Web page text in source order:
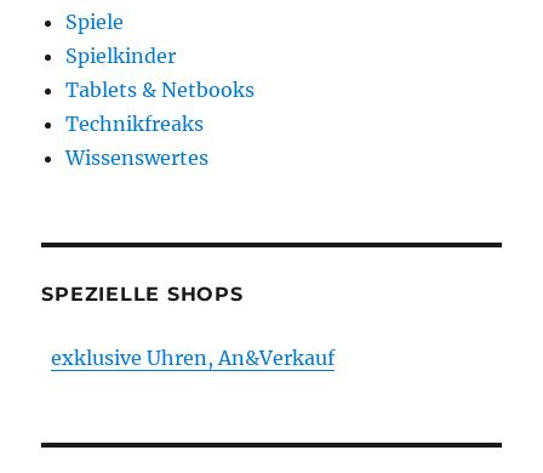
Spiele
Spielkinder
Tablets & Netbooks
Technikfreaks
Wissenswertes
SPEZIELLE SHOPS
exklusive Uhren, An&Verkauf